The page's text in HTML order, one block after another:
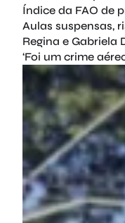
Índice da FAO de
Aulas suspensas,
Regina e
‘Foi um crime